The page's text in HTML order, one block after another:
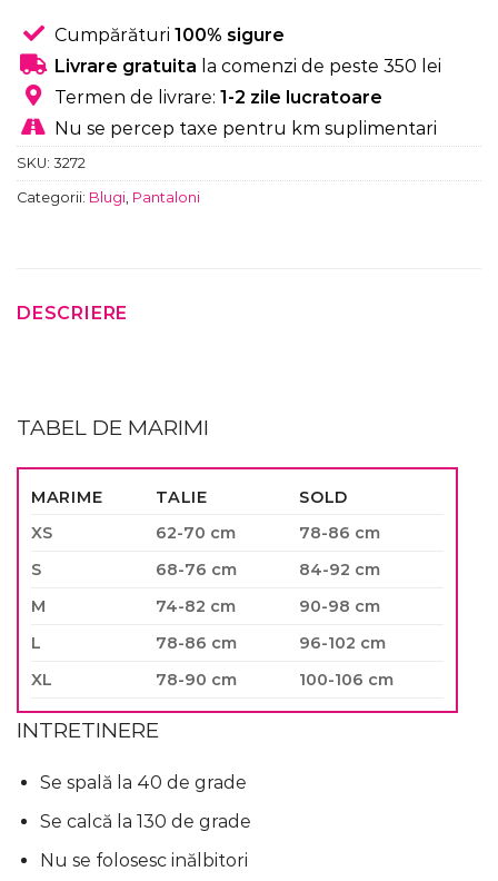
Cumpărături 100% sigure
Livrare gratuita la comenzi de peste 350 lei
Termen de livrare: 1-2 zile lucratoare
Nu se percep taxe pentru km suplimentari
SKU: 3272
Categorii: Blugi, Pantaloni
DESCRIERE
TABEL DE MARIMI
MARIME TALIE
SOLD
XS
62-70 cm
78-86 cm
S
68-76 cm
84-92 cm
M
74-82 cm
90-98 cm
L
78-86 cm
96-102 cm
XL
78-90 cm 100-106 cm
INTRETINERE
Se spală la 40 de grade
Se calcă la 130 de grade
Nu se folosesc inălbitori